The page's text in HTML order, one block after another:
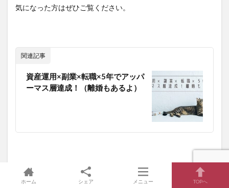
気になった方はぜひご覧ください。
関連記事
資産運用×副業×転職×5年でアッパ
ーマス層達成！（離婚もあるよ）
ホーム シェア メニュー TOPへ